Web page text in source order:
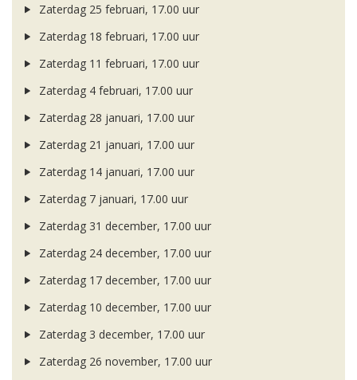
Zaterdag 25 februari, 17.00 uur
Zaterdag 18 februari, 17.00 uur
Zaterdag 11 februari, 17.00 uur
Zaterdag 4 februari, 17.00 uur
Zaterdag 28 januari, 17.00 uur
Zaterdag 21 januari, 17.00 uur
Zaterdag 14 januari, 17.00 uur
Zaterdag 7 januari, 17.00 uur
Zaterdag 31 december, 17.00 uur
Zaterdag 24 december, 17.00 uur
Zaterdag 17 december, 17.00 uur
Zaterdag 10 december, 17.00 uur
Zaterdag 3 december, 17.00 uur
Zaterdag 26 november, 17.00 uur